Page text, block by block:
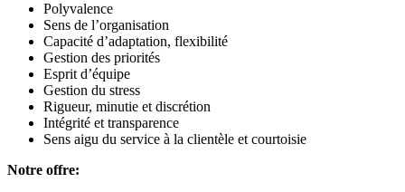
Polyvalence
Sens de l’organisation
Capacité d’adaptation, flexibilité
Gestion des priorités
Esprit d’équipe
Gestion du stress
Rigueur, minutie et discrétion
Intégrité et transparence
Sens aigu du service à la clientèle et courtoisie
Notre offre: